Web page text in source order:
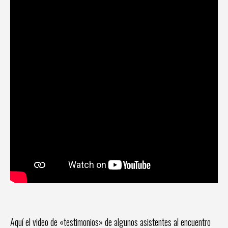
Aquí el video de «testimonios» de algunos asistentes al encuentro